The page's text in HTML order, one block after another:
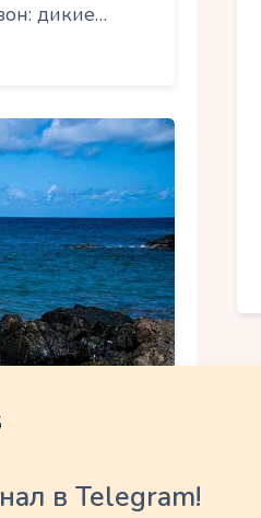
дикие…
в Telegram!